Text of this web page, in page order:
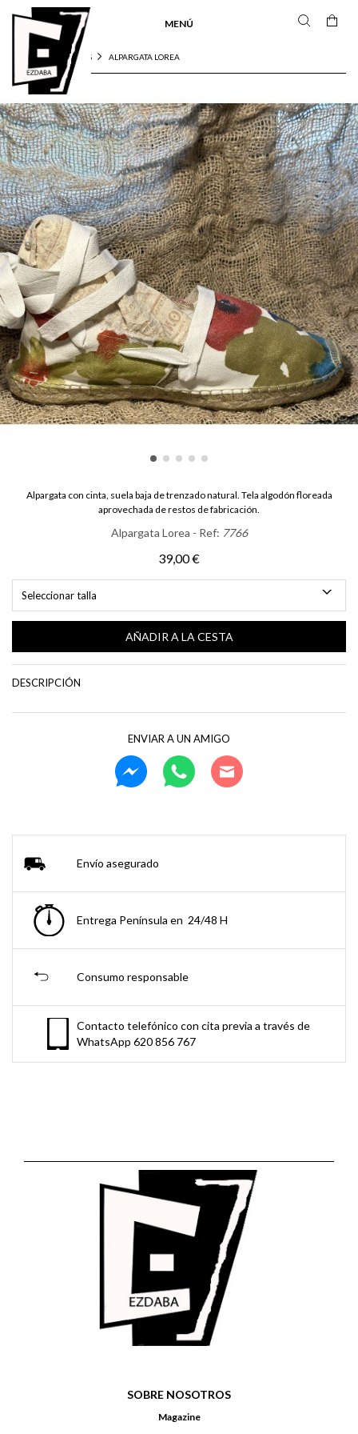
MENÚ
INICIO ALPARGATAS ALPARGATA LOREA
Alpargata con cinta, suela baja de trenzado natural. Tela algodón floreada
aprovechada de restos de fabricación.
Alpargata Lorea - Ref: 7766
39,00 €
Seleccionar talla
AÑADIR A LA CESTA
DESCRIPCIÓN
ENVIAR A UN AMIGO
Envío asegurado
Entrega Península en 24/48 H
Consumo responsable
Contacto telefónico con cita previa a través de
WhatsApp 620 856 767
SOBRE NOSOTROS
Magazine